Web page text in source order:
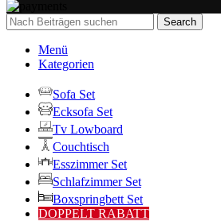
Search
Menü
Kategorien
Sofa Set
Ecksofa Set
Tv Lowboard
Couchtisch
Esszimmer Set
Schlafzimmer Set
Boxspringbett Set
DOPPELT RABATT